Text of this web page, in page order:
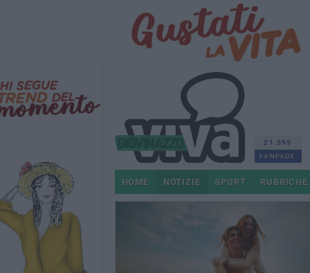
21.595
FANPAGE
HOME NOTIZIE SPORT RUBRICHE